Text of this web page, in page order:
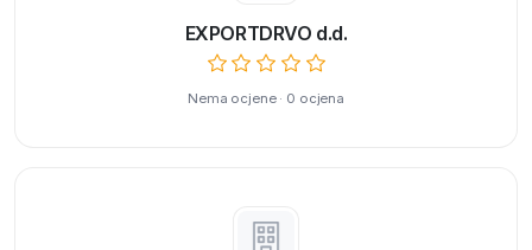
EXPORTDRVO d.d.
Nema ocjene · 0 ocjena